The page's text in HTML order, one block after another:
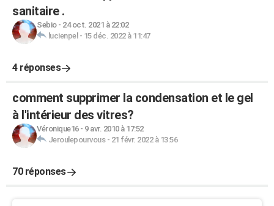
sanitaire .
Sebio- 24 oct. 2021 à 22:02
lucienpel - 15 déc. 2022 à 11:47
4 réponses
comment supprimer la condensation et le gel
à l'intérieur des vitres?
Véronique16- 9 avr. 2010 à 17:52
Jeroulepourvous- 21 févr. 2022 à 13:56
70 réponses